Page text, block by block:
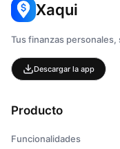
Xaqui
Tus finanzas
Descargar la app
Producto
Funcionalidades